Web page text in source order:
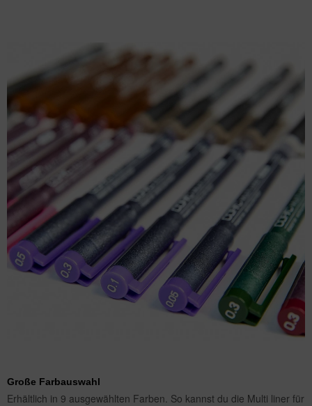
Große Farbauswahl
Erhältlich in 9 ausgewählten Farben. So kannst du die Multi liner für